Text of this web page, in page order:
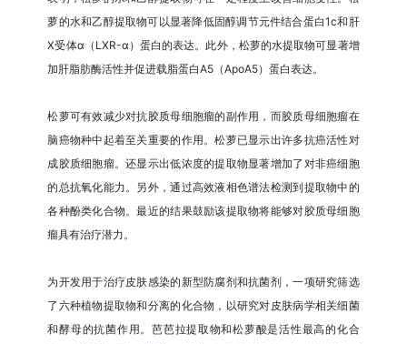
萝的水和乙醇提取物可以显著降低固醇调节元件结合蛋白1c和肝
X受体α（LXR-α）蛋白的表达。此外，松萝的水提取物可显著增
加肝脂肪酶活性并促进载脂蛋白A5（ApoA5）蛋白表达。
松萝可有效减少对抗胶质母细胞瘤的副作用，而胶质母细胞瘤在
脑癌物种中起着至关重要的作用。松萝已显示出许多抗癌活性对
成胶质细胞瘤。还显示出低浓度的提取物显著增加了对非癌细胞
的总抗氧化能力。另外，通过高效液相色谱法检测到提取物中的
各种酚类化合物。最近的结果鼓励该提取物将能够对胶质母细胞
瘤具有治疗潜力。
为开发用于治疗皮肤感染的新型防腐剂和抗菌剂，一项研究筛选
了六种植物提取物和分离的化合物，以研究对皮肤病学相关细菌
和酵母的抗菌作用。芭芭拉提取物和松萝酸是活性最高的化合